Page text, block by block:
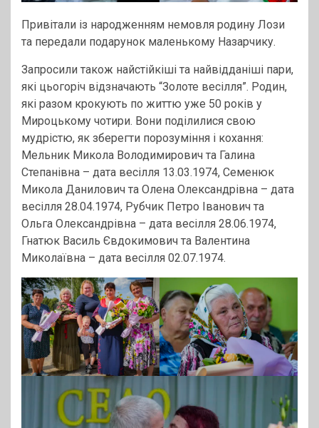
Привітали із народженням немовля родину Лози
та передали подарунок маленькому Назарчику.
Запросили також найстійкіші та найвідданіші пари,
які цьогоріч відзначають “Золоте весілля”. Родин,
які разом крокують по життю уже 50 років у
Мироцькому чотири. Вони поділилися свою
мудрістю, як зберегти порозуміння і кохання:
Мельник Микола Володимирович та Галина
Степанівна – дата весілля 13.03.1974, Семенюк
Микола Данилович та Олена Олександрівна – дата
весілля 28.04.1974, Рубчик Петро Іванович та
Ольга Олександрівна – дата весілля 28.06.1974,
Гнатюк Василь Євдокимович та Валентина
Миколаївна – дата весілля 02.07.1974.